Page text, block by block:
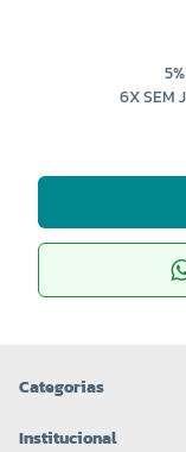
6X SEM
Categorias
Institucional